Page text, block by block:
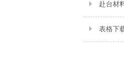
赴台材
表格下